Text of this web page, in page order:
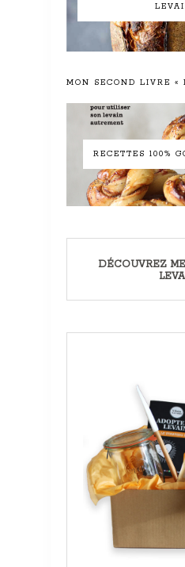
MON SECOND LIVRE «
RECETTES 100%
DÉCOUVREZ